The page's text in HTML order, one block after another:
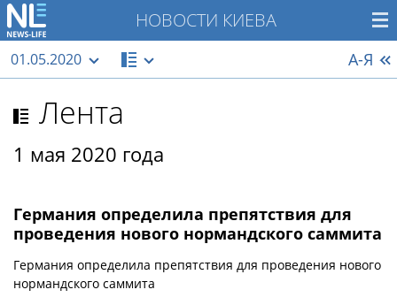
НОВОСТИ КИЕВА
01.05.2020 А-Я
Лента
1 мая 2020 года
Германия определила препятствия для
проведения нового нормандского саммита
Германия определила препятствия для проведения нового
нормандского саммита